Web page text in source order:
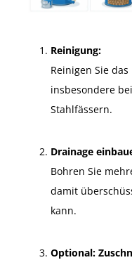
Reinigung:
Reinigen Sie
insbesondere
Stahlfässern.
Drainage
Bohren Sie
damit
kann.
Optional: